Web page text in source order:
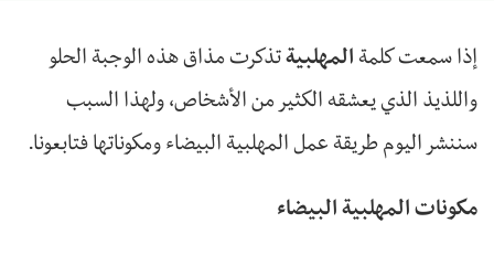
إذا سمعت كلمة المهلبيةتذكرت مذاق هذه الوجبة الحلو
واللذيذ الذي يعشقه الكثير من الأشخاص، ولهذا السبب
سننشر اليوم طريقة عمل المهلبية البيضاء ومكوناتها فتابعونا.
مكونات المهلبية البيضاء